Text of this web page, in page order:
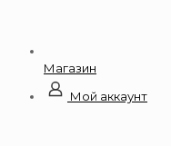
Магазин
Мой аккаунт